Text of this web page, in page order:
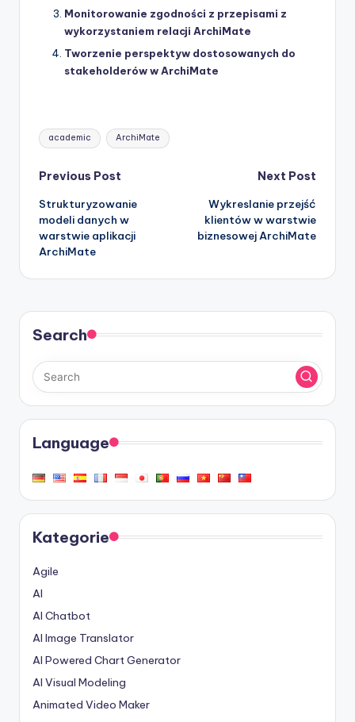
Monitorowanie zgodności z przepisami z
wykorzystaniem relacji ArchiMate
Tworzenie perspektyw dostosowanych do
stakeholderów w ArchiMate
Tags:
academic ArchiMate
Post
navigation
Previous Post
Strukturyzowanie
modeli danych w
warstwie aplikacji
ArchiMate
Next Post
Wykreslanie przejść
klientów w warstwie
biznesowej ArchiMate
Search
Language
Kategorie
Agile
AI
AI Chatbot
AI Image Translator
AI Powered Chart Generator
AI Visual Modeling
Animated Video Maker